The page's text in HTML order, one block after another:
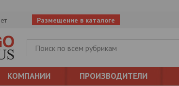
Размещение в каталоге
КОМПАНИИ ПРОИЗВОДИТЕЛИ